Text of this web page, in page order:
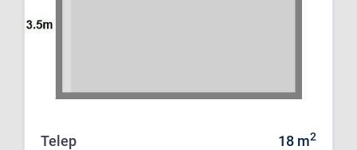
Telep 18 m2